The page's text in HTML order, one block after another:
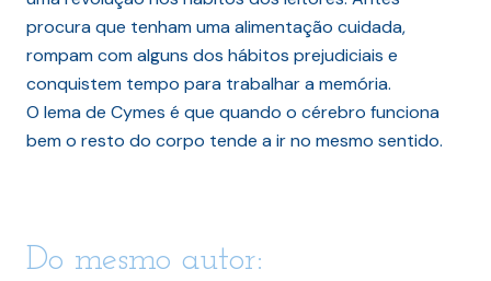
procura que tenham uma alimentação cuidada,
rompam com alguns dos hábitos prejudiciais e
conquistem tempo para trabalhar a memória.
O lema de Cymes é que quando o cérebro funciona
bem o resto do corpo tende a ir no mesmo sentido.
Do mesmo autor: